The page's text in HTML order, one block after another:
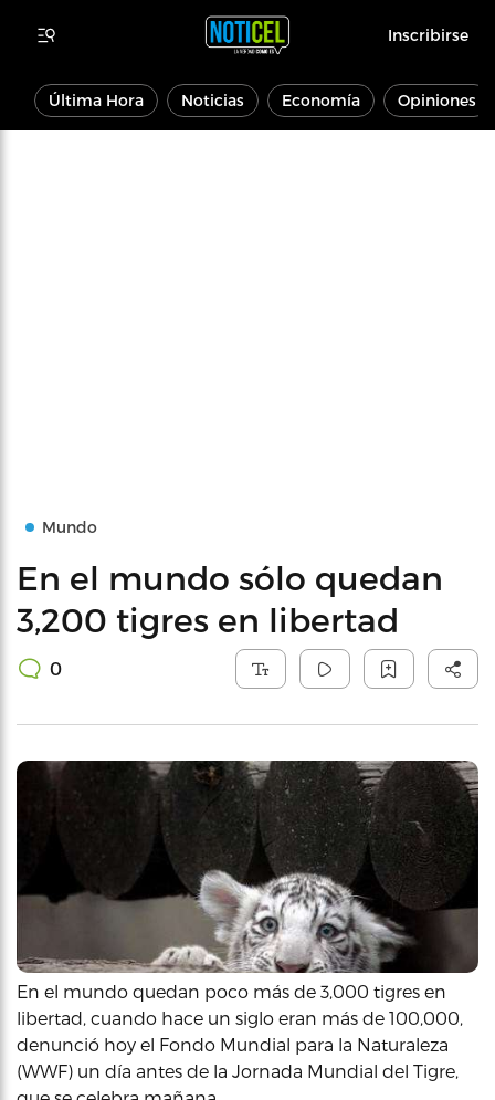
Inscribirse
Última Hora Noticias Economía Opiniones
Mundo
En el mundo sólo quedan
3,200 tigres en libertad
0
En el mundo quedan poco más de 3,000 tigres en
libertad, cuando hace un siglo eran más de 100,000,
denunció hoy el Fondo Mundial para la Naturaleza
(WWF) un día antes de la Jornada Mundial del Tigre,